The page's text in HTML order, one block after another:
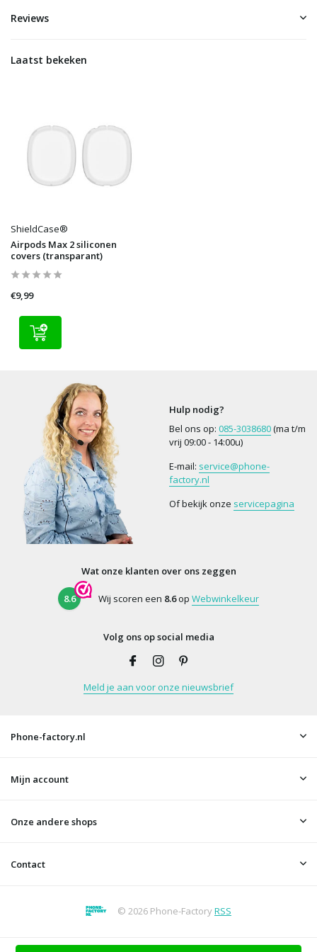
Reviews
Laatst bekeken
ShieldCase®
Airpods Max 2 siliconen
covers (transparant)
€9,99
Hulp nodig?
Bel ons op: 085-3038680(ma t/m
vrij 09:00 - 14:00u)
E-mail: service@phone-
factory.nl
Of bekijk onze servicepagina
Wat onze klanten over ons zeggen
8.6 Wij scoren een 8.6op Webwinkelkeur
Volg ons op social media
Meld je aan voor onze nieuwsbrief
Phone-factory.nl
Mijn account
Onze andere shops
Contact
© 2026 Phone-FactoryRSS